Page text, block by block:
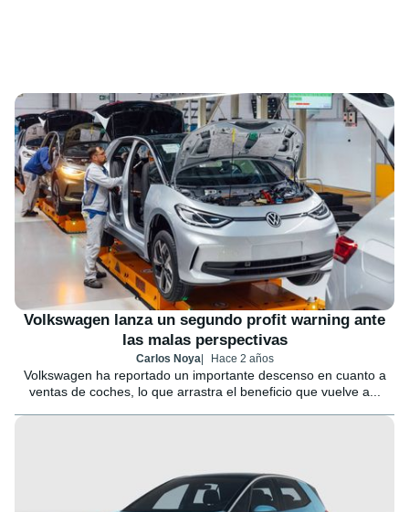
Volkswagen lanza un segundo profit warning ante
las malas perspectivas
Carlos Noya Hace 2 años
Volkswagen ha reportado un importante descenso en cuanto a
ventas de coches, lo que arrastra el beneficio que vuelve a...